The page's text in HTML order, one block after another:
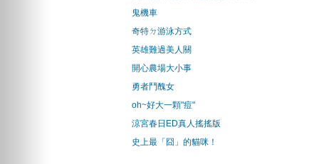
鬼機車
奇特ㄉ游泳方式
英雄難過美人關
開心農場大小事
勇者鬥醜女
oh~好大一顆"痘"
涼宮春日ED真人搖搖版
史上最「囧」的貓咪！